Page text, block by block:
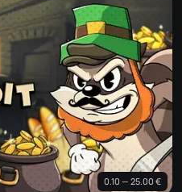
0.10 — 25.00 €